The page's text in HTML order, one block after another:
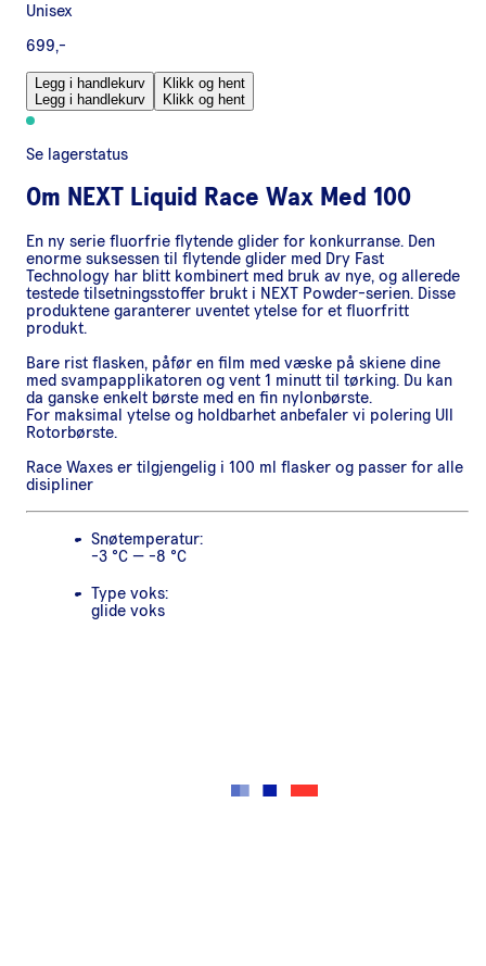
Unisex
699,-
Legg i handlekurv
Legg i handlekurv
Klikk og hent
Klikk og hent
Se lagerstatus
Om NEXT Liquid Race Wax Med 100
En ny serie fluorfrie flytende glider for konkurranse. Den
enorme suksessen til flytende glider med Dry Fast
Technology har blitt kombinert med bruk av nye, og allerede
testede tilsetningsstoffer brukt i NEXT Powder-serien. Disse
produktene garanterer uventet ytelse for et fluorfritt
produkt.
Bare rist flasken, påfør en film med væske på skiene dine
med svampapplikatoren og vent 1 minutt til tørking. Du kan
da ganske enkelt børste med en fin nylonbørste.
For maksimal ytelse og holdbarhet anbefaler vi polering Ull
Rotorbørste.
Race Waxes er tilgjengelig i 100 ml flasker og passer for alle
disipliner
Snøtemperatur:
-3 °C — -8 °C
Type voks:
glide voks